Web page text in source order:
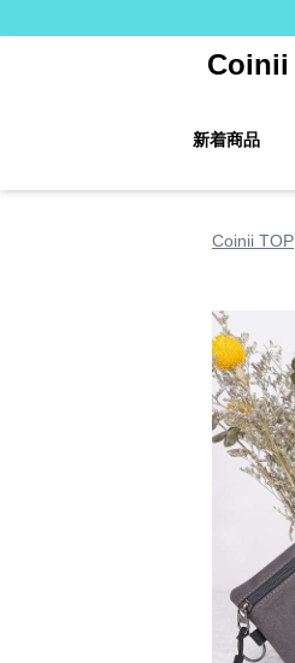
Coinii
新着商品
Coinii TOP